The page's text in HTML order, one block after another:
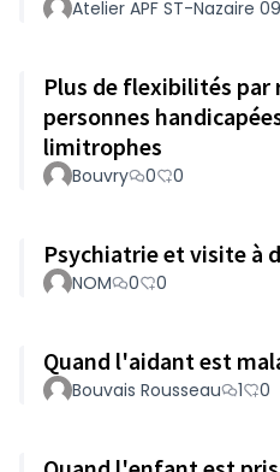
Atelier APF ST-Nazaire
Plus de flexibilités par
personnes
limitrophes
Bouvry 0 0
Psychiatrie et visite à
NOM 0 0
Quand l'aidant est
Bouvais Rousseau 1 0